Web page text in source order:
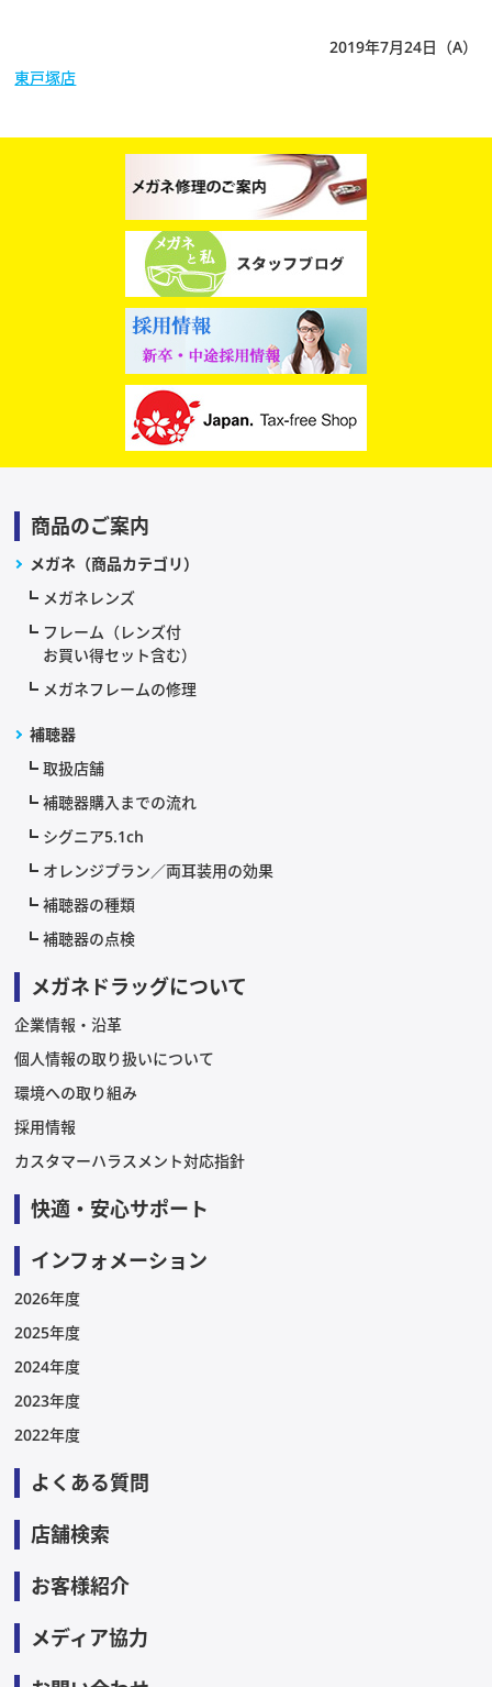
2019年7月24日（A）
東戸塚店
商品のご案内
メガネ（商品カテゴリ）
メガネレンズ
フレーム（レンズ付
お買い得セット含む）
メガネフレームの修理
補聴器
取扱店舗
補聴器購入までの流れ
シグニア5.1ch
オレンジプラン／両耳装用の効果
補聴器の種類
補聴器の点検
メガネドラッグについて
企業情報・沿革
個人情報の取り扱いについて
環境への取り組み
採用情報
カスタマーハラスメント対応指針
快適・安心サポート
インフォメーション
2026年度
2025年度
2024年度
2023年度
2022年度
よくある質問
店舗検索
お客様紹介
メディア協力